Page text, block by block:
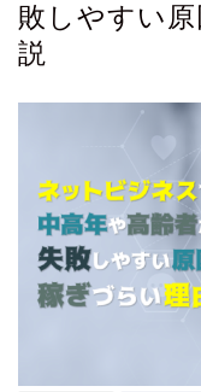
敗しやすい
説